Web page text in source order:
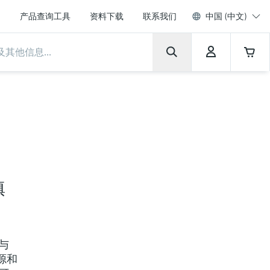
产品查询工具 资料下载 联系我们 中国 (中文)
和